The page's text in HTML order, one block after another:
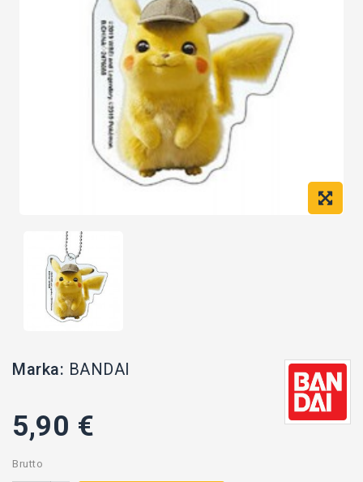
Marka: BANDAI
5,90 €
Brutto